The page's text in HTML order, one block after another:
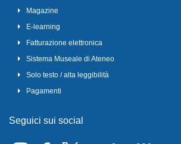
Magazine
E-learning
Fatturazione elettronica
Sistema Museale di Ateneo
Solo testo / alta leggibilità
Pagamenti
Seguici sui social